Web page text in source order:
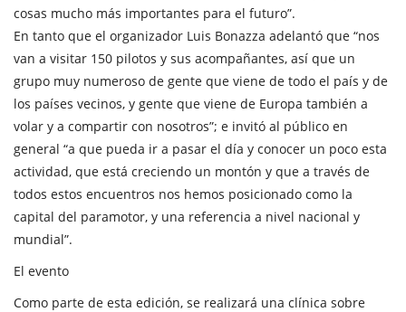
cosas mucho más importantes para el futuro”.
En tanto que el organizador Luis Bonazza adelantó que “nos
van a visitar 150 pilotos y sus acompañantes, así que un
grupo muy numeroso de gente que viene de todo el país y de
los países vecinos, y gente que viene de Europa también a
volar y a compartir con nosotros”; e invitó al público en
general “a que pueda ir a pasar el día y conocer un poco esta
actividad, que está creciendo un montón y que a través de
todos estos encuentros nos hemos posicionado como la
capital del paramotor, y una referencia a nivel nacional y
mundial”.
El evento
Como parte de esta edición, se realizará una clínica sobre